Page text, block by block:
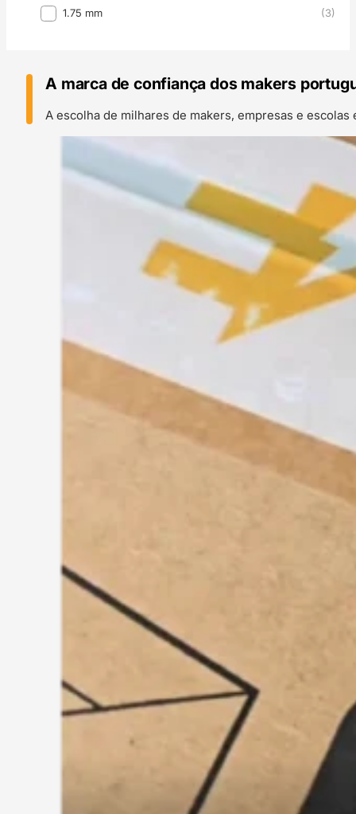
Diâmetro Filamento
1.75 mm (3)
A marca de confiança dos makers
A escolha de milhares de makers, empresas e escolas